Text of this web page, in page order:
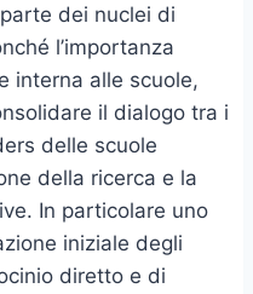
dei nuclei di
l’importanza
interna alle scuole,
il dialogo tra i
delle scuole
della ricerca e la
In particolare uno
iniziale degli
diretto e di